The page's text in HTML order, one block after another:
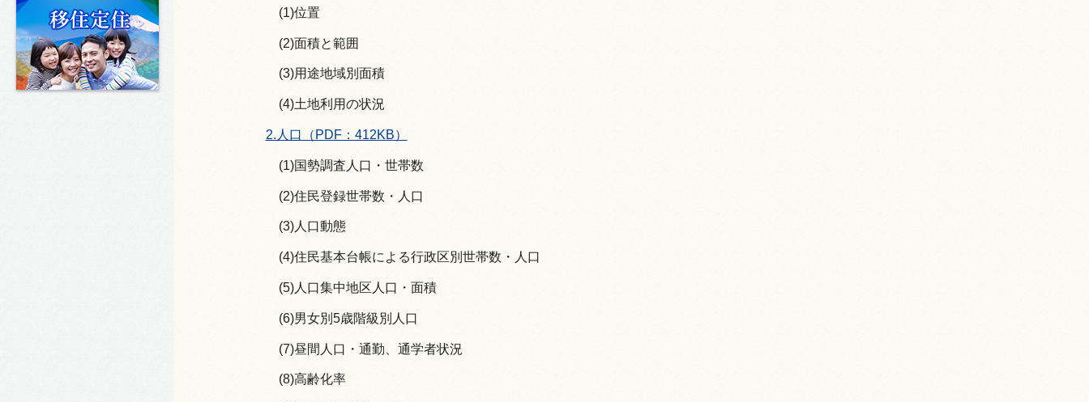
(1)位置
(2)面積と範囲
(3)用途地域別面積
(4)土地利用の状況
2.人口（PDF：412KB）
(1)国勢調査人口・世帯数
(2)住民登録世帯数・人口
(3)人口動態
(4)住民基本台帳による行政区別世帯数・人口
(5)人口集中地区人口・面積
(6)男女別5歳階級別人口
(7)昼間人口・通勤、通学者状況
(8)高齢化率